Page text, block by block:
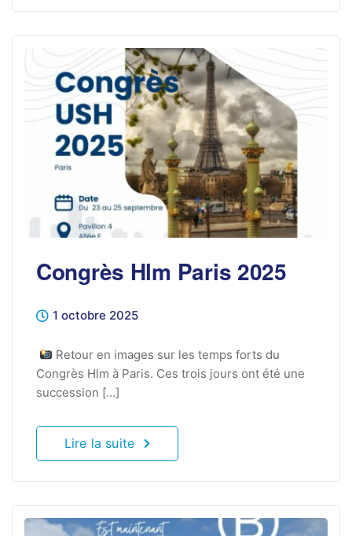
Congrès Hlm Paris 2025
1 octobre 2025
Retour en images sur les temps forts du
Congrès Hlm à Paris. Ces trois jours ont été une
succession […]
Lire la suite